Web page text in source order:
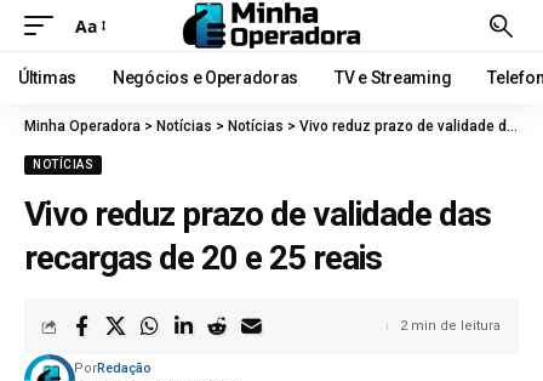
Aa
Últimas Negócios e Operadoras TV e Streaming
Minha Operadora > Notícias > Notícias > Vivo reduz prazo de validade das recargas de 20 e 25 reais
NOTÍCIAS
Vivo reduz prazo de validade das
recargas de 20 e 25 reais
PorRedação
2 min de leitura